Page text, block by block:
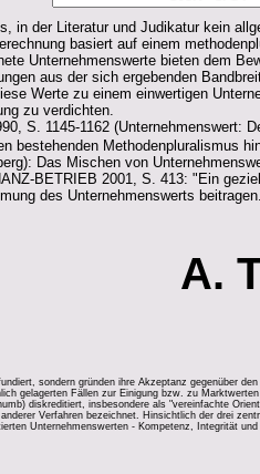
in der Literatur und Judikatur kein
basiert auf einem
Unternehmenswerte bieten dem
aus der sich ergebenden
Werte zu einem einwertigen
zu verdichten.
S. 1145-1162 (Unternehmenswert:
bestehenden Methodenpluralismus
Das Mischen von
BETRIEB 2001, S. 413: "Ein
des Unternehmenswerts
A.
sondern gründen ihre Akzeptanz gegenüber
gelagerten Fällen zur Einigung bzw. zu
diskreditiert, insbesondere als "vereinfachte
Verfahren bezeichnet. Hinsichtlich der drei
Unternehmenswerten - Kompetenz, Integrität